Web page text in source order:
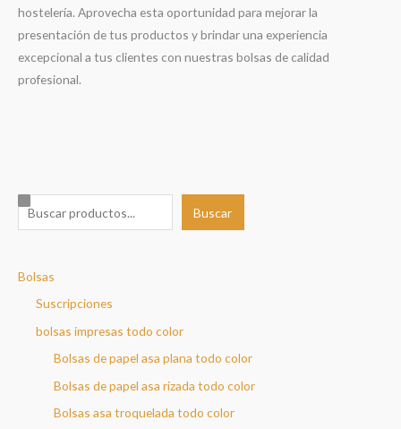
B
u
c
Buscar
Bolsas
Suscripciones
bolsas impresas todo color
Bolsas de papel asa plana todo color
Bolsas de papel asa rizada todo color
Bolsas asa troquelada todo color
hostelería. Aprovecha esta oportunidad para mejorar la
presentación de tus productos y brindar una experiencia
excepcional a tus clientes con nuestras bolsas de calidad
profesional.